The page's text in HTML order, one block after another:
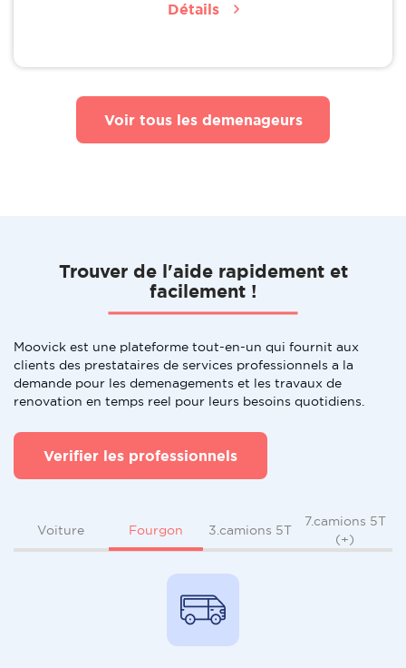
Détails
Voir tous les demenageurs
Trouver de l'aide rapidement et
facilement !
Moovick est une plateforme tout-en-un qui fournit aux
clients des prestataires de services professionnels a la
demande pour les demenagements et les travaux de
renovation en temps reel pour leurs besoins quotidiens.
Verifier les professionnels
Voiture Fourgon 3.camions 5T
7.camions 5T
(+)